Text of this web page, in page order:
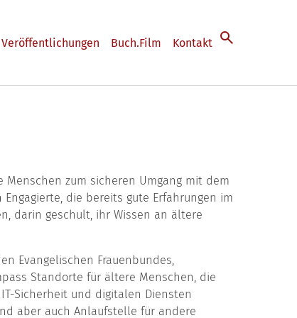
for "Veranstaltungen"
Veröffentlichungen Buch.Film Kontakt
Menschen zum sicheren Umgang mit dem
die bereits gute Erfahrungen im
darin geschult, ihr Wissen an ältere
Evangelischen Frauenbundes,
Standorte für ältere Menschen, die
Sicherheit und digitalen Diensten
aber auch Anlaufstelle für andere